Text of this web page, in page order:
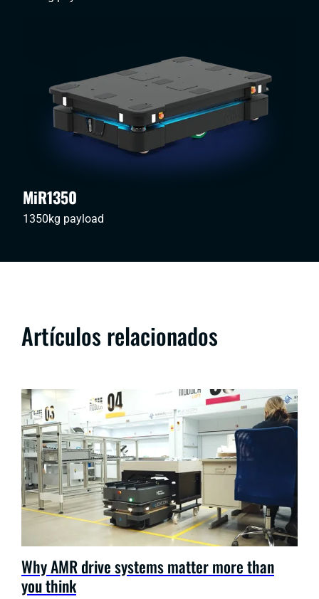
MiR1350
1350kg payload
Artículos relacionados
Why AMR drive systems matter more than
you think